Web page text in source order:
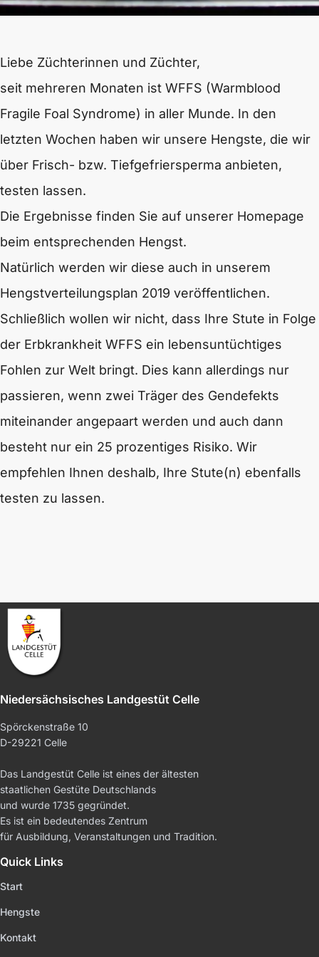
Liebe Züchterinnen und Züchter,
seit mehreren Monaten ist WFFS (Warmblood
Fragile Foal Syndrome) in aller Munde. In den
letzten Wochen haben wir unsere Hengste, die wir
über Frisch- bzw. Tiefgefriersperma anbieten,
testen lassen.
Die Ergebnisse finden Sie auf unserer Homepage
beim entsprechenden Hengst.
Natürlich werden wir diese auch in unserem
Hengstverteilungsplan 2019 veröffentlichen.
Schließlich wollen wir nicht, dass Ihre Stute in Folge
der Erbkrankheit WFFS ein lebensuntüchtiges
Fohlen zur Welt bringt. Dies kann allerdings nur
passieren, wenn zwei Träger des Gendefekts
miteinander angepaart werden und auch dann
besteht nur ein 25 prozentiges Risiko. Wir
empfehlen Ihnen deshalb, Ihre Stute(n) ebenfalls
testen zu lassen.
Niedersächsisches Landgestüt Celle
Spörckenstraße 10
D-29221 Celle
Das Landgestüt Celle ist eines der ältesten
staatlichen Gestüte Deutschlands
und wurde 1735 gegründet.
Es ist ein bedeutendes Zentrum
für Ausbildung, Veranstaltungen und Tradition.
Quick Links
Start
Hengste
Kontakt